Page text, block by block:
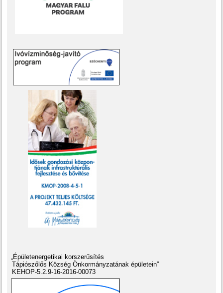
„Épületenergetikai korszerűsítés
Tápiószőlős Község Önkormányzatának épületein”
KEHOP-5.2.9-16-2016-00073